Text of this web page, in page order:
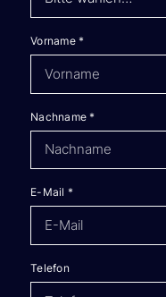
Vorname*
Nachname*
E-Mail *
Telefon